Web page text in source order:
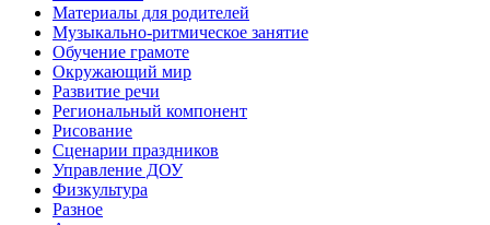
Материалы для родителей
Музыкально-ритмическое занятие
Обучение грамоте
Окружающий мир
Развитие речи
Региональный компонент
Рисование
Сценарии праздников
Управление ДОУ
Физкультура
Разное